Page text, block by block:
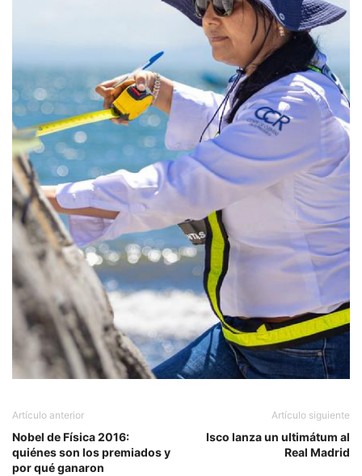
Artículo anterior
Nobel de Física 2016:
quiénes son los premiados y
por qué ganaron
Artículo siguiente
Isco lanza un ultimátum al
Real Madrid